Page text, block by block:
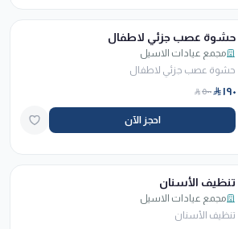
حشوة عصب جزئي لاطفال
مجمع عيادات الاسيل
حشوة عصب جزئي لاطفال
١٩٠ ٥٠٠
احجز الآن
تنظيف الأسنان
مجمع عيادات الاسيل
تنظيف الأسنان